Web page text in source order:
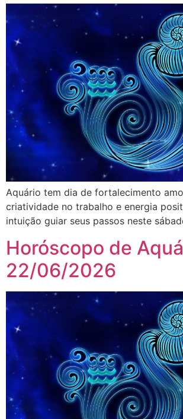
Aquário tem dia de fortalecimento
criatividade no trabalho e energia
intuição guiar seus passos neste
Horóscopo de
22/06/2026